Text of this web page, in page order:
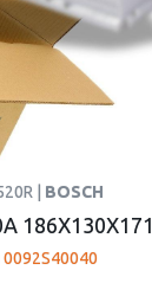
| BOSCH
186X130X171
0092S40040